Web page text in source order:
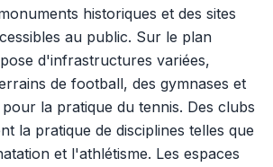
historiques et des sites
au public. Sur le plan
d'infrastructures variées,
de football, des gymnases et
la pratique du tennis. Des clubs
la pratique de disciplines telles que
et l'athlétisme. Les espaces